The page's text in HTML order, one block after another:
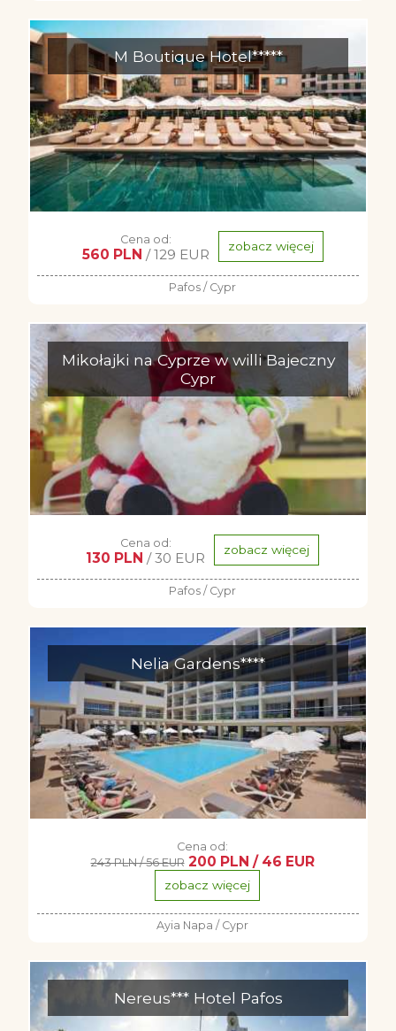
M Boutique Hotel*****
Cena od:
560 PLN / 129 EUR zobacz więcej
Pafos / Cypr
Mikołajki na Cyprze w willi Bajeczny
Cypr
Cena od:
130 PLN / 30 EUR zobacz więcej
Pafos / Cypr
Nelia Gardens****
Cena od:
243 PLN / 56 EUR 200 PLN / 46 EUR
zobacz więcej
Ayia Napa / Cypr
Nereus*** Hotel Pafos